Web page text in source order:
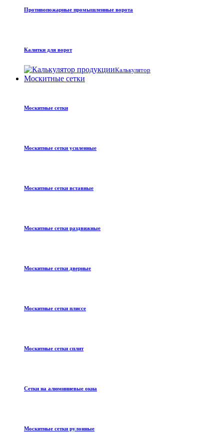
Противопожарные промышленные ворота
Калитки для ворот
Калькулятор
Москитные сетки
Москитные сетки
Москитные сетки усиленные
Москитные сетки вставные
Москитные сетки раздвижные
Москитные сетки дверные
Москитные сетки плиссе
Москитные сетки сплит
Сетки на алюминиевые окна
Москитные сетки рулонные